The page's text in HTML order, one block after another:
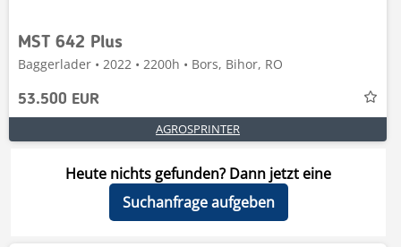
MST 642 Plus
Baggerlader • 2022 • 2200h • Bors, Bihor, RO
53.500 EUR
AGROSPRINTER
Heute nichts gefunden? Dann jetzt eine
Suchanfrage aufgeben